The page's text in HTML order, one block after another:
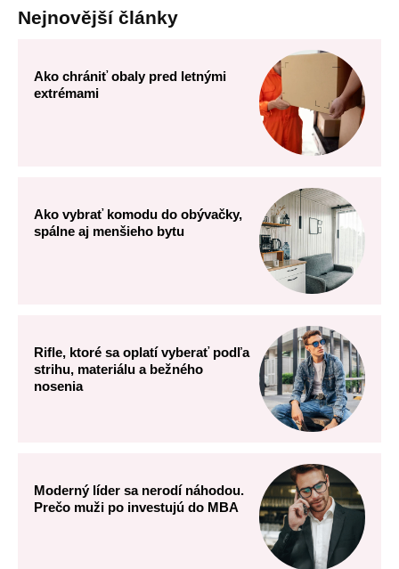
Nejnovější články
Ako chrániť obaly pred letnými
extrémami
Ako vybrať komodu do obývačky,
spálne aj menšieho bytu
Rifle, ktoré sa oplatí vyberať podľa
strihu, materiálu a bežného
nosenia
Moderný líder sa nerodí náhodou.
Prečo muži po investujú do MBA